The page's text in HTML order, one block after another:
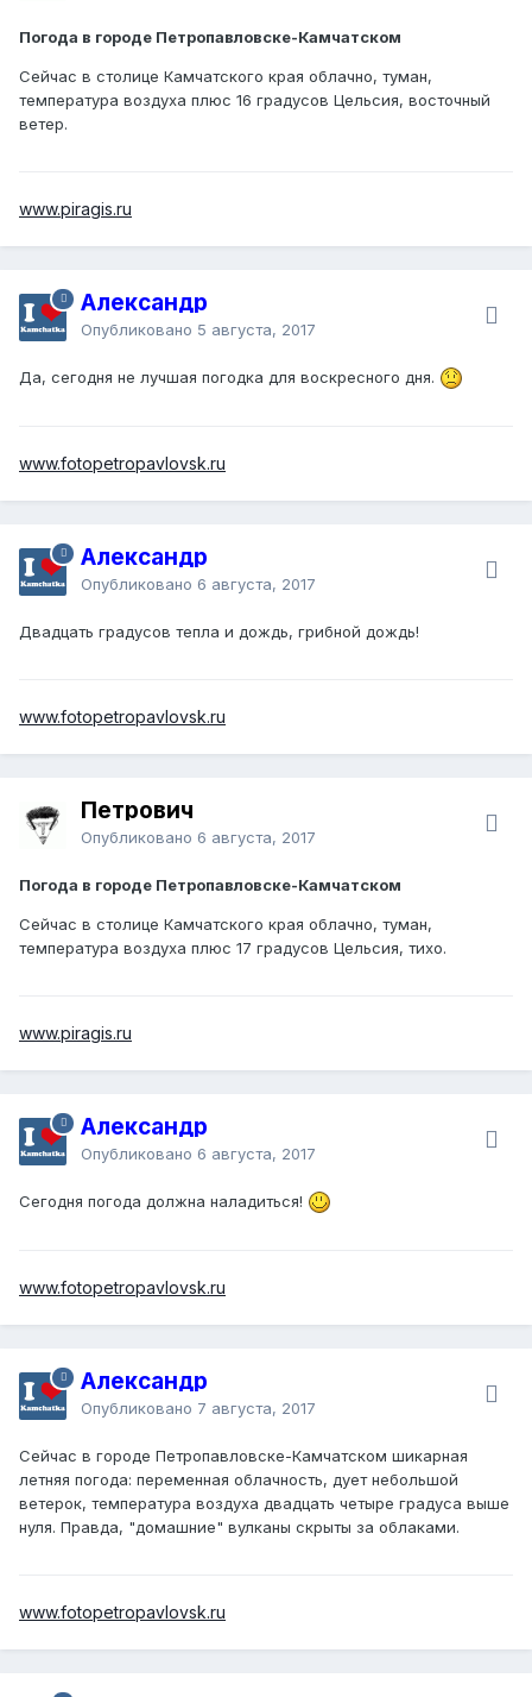
Погода в городе Петропавловске-Камчатском
Сейчас в столице Камчатского края облачно, туман,
температура воздуха плюс 16 градусов Цельсия, восточный
ветер.
www.piragis.ru
Александр
Опубликовано 5 августа, 2017
Да, сегодня не лучшая погодка для воскресного дня.
www.fotopetropavlovsk.ru
Александр
Опубликовано 6 августа, 2017
Двадцать градусов тепла и дождь, грибной дождь!
www.fotopetropavlovsk.ru
Петрович
Опубликовано 6 августа, 2017
Погода в городе Петропавловске-Камчатском
Сейчас в столице Камчатского края облачно, туман,
температура воздуха плюс 17 градусов Цельсия, тихо.
www.piragis.ru
Александр
Опубликовано 6 августа, 2017
Сегодня погода должна наладиться!
www.fotopetropavlovsk.ru
Александр
Опубликовано 7 августа, 2017
Сейчас в городе Петропавловске-Камчатском шикарная
летняя погода: переменная облачность, дует небольшой
ветерок, температура воздуха двадцать четыре градуса выше
нуля. Правда, "домашние" вулканы скрыты за облаками.
www.fotopetropavlovsk.ru